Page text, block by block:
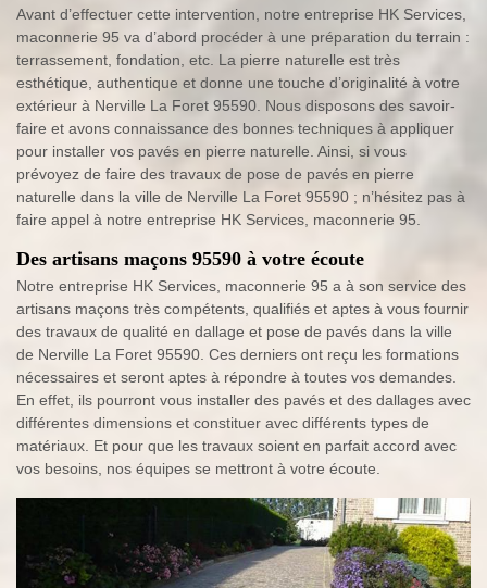
Avant d’effectuer cette intervention, notre entreprise HK Services,
maconnerie 95 va d’abord procéder à une préparation du terrain :
terrassement, fondation, etc. La pierre naturelle est très
esthétique, authentique et donne une touche d’originalité à votre
extérieur à Nerville La Foret 95590. Nous disposons des savoir-
faire et avons connaissance des bonnes techniques à appliquer
pour installer vos pavés en pierre naturelle. Ainsi, si vous
prévoyez de faire des travaux de pose de pavés en pierre
naturelle dans la ville de Nerville La Foret 95590 ; n’hésitez pas à
faire appel à notre entreprise HK Services, maconnerie 95.
Des artisans maçons 95590 à votre écoute
Notre entreprise HK Services, maconnerie 95 a à son service des
artisans maçons très compétents, qualifiés et aptes à vous fournir
des travaux de qualité en dallage et pose de pavés dans la ville
de Nerville La Foret 95590. Ces derniers ont reçu les formations
nécessaires et seront aptes à répondre à toutes vos demandes.
En effet, ils pourront vous installer des pavés et des dallages avec
différentes dimensions et constituer avec différents types de
matériaux. Et pour que les travaux soient en parfait accord avec
vos besoins, nos équipes se mettront à votre écoute.